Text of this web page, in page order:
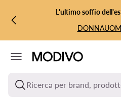
VAI AL CONTENUTO
VAI ALLA RICERCAL'ultimo soffio
DONNA
Ricerca per brand,